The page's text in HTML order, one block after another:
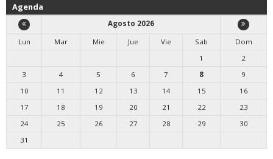
Agenda
Agosto 2026
Lun
Mar Mie Jue Vie Sab
Dom
1
2
3
4 5 6 7 8
9
10
11 12 13 14 15
16
17
18 19 20 21 22
23
24
25 26 27 28 29
30
31